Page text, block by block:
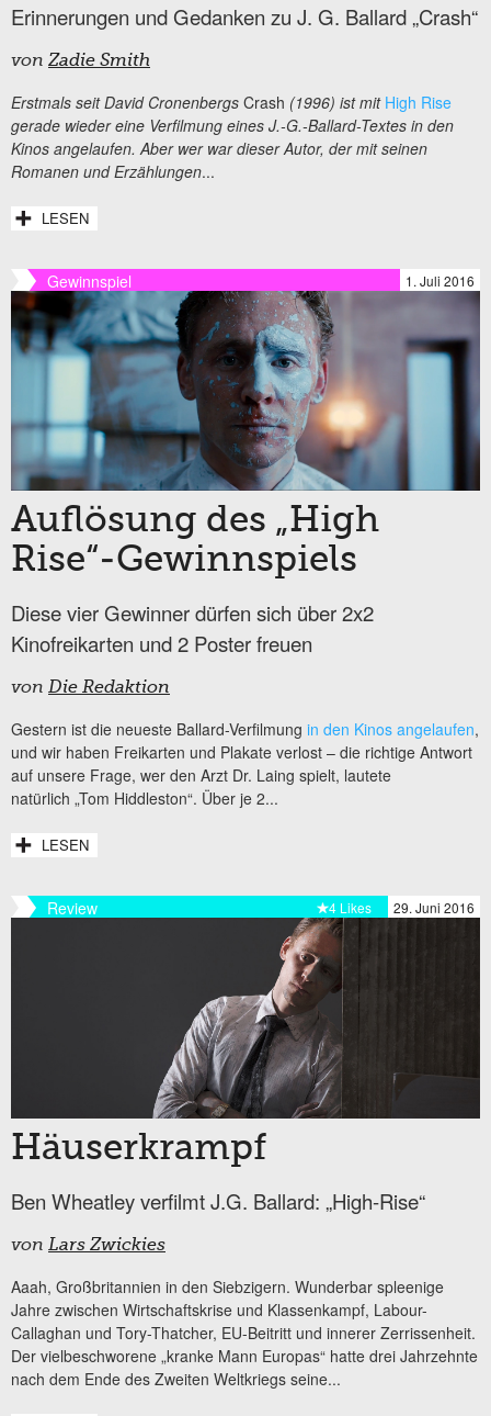
Erinnerungen und Gedanken zu J. G. Ballard „Crash“
von Zadie Smith
Erstmals seit David Cronenbergs Crash (1996) ist mit High Rise
gerade wieder eine Verfilmung eines J.-G.-Ballard-Textes in den
Kinos angelaufen. Aber wer war dieser Autor, der mit seinen
Romanen und Erzählungen...
LESEN
Gewinnspiel 1. Juli 2016
Auflösung des „High
Rise“-Gewinnspiels
Diese vier Gewinner dürfen sich über 2x2
Kinofreikarten und 2 Poster freuen
von Die Redaktion
Gestern ist die neueste Ballard-Verfilmung in den Kinos angelaufen,
und wir haben Freikarten und Plakate verlost – die richtige Antwort
auf unsere Frage, wer den Arzt Dr. Laing spielt, lautete
natürlich „Tom Hiddleston“. Über je 2...
LESEN
Review 29. Juni 2016
4 Likes
Häuserkrampf
Ben Wheatley verfilmt J.G. Ballard: „High-Rise“
von Lars Zwickies
Aaah, Großbritannien in den Siebzigern. Wunderbar spleenige
Jahre zwischen Wirtschaftskrise und Klassenkampf, Labour-
Callaghan und Tory-Thatcher, EU-Beitritt und innerer Zerrissenheit.
Der vielbeschworene „kranke Mann Europas“ hatte drei Jahrzehnte
nach dem Ende des Zweiten Weltkriegs seine...